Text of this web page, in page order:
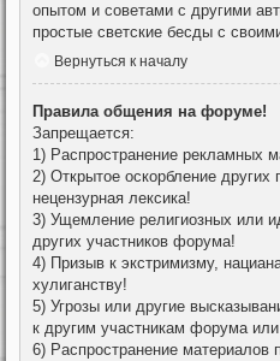
опытом и советами с другими
простые светские бесды с
Вернуться к началу
Правила общения на форуме!
Запрещается:
1) Распространение рекламных
2) Открытое оскорбление
нецензурная лексика!
3) Ущемление религиозных или
других участников форума!
4) Призыв к экстримизму,
хулиганству!
5) Угрозы или другие
к другим участникам форума
6) Распространение материалов